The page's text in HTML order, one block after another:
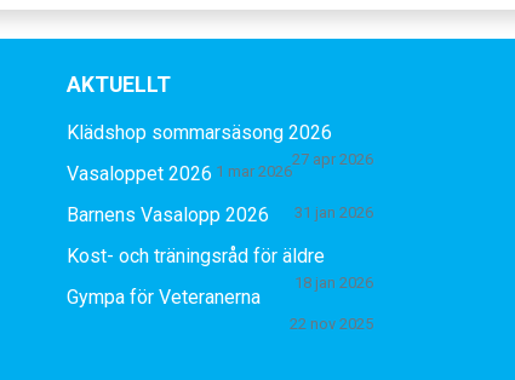
AKTUELLT
Klädshop sommarsäsong 2026
27 apr 2026
Vasaloppet 2026 1 mar 2026
Barnens Vasalopp 2026 31 jan 2026
Kost- och träningsråd för äldre
18 jan 2026
Gympa för Veteranerna
22 nov 2025